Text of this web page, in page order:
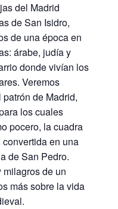
del Madrid
de San Isidro,
de una época en
árabe, judía y
donde vivían los
Veremos
de Madrid,
los cuales
pocero, la cuadra
en una
de San Pedro.
de un
más sobre la vida